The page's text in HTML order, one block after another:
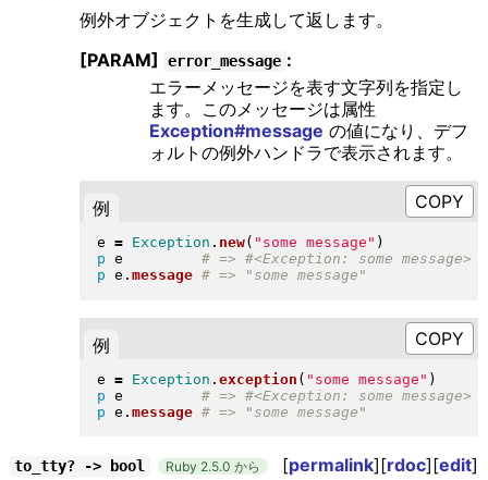
例外オブジェクトを生成して返します。
[PARAM]
error_message :
エラーメッセージを表す文字列を指定し
ます。このメッセージは属性
Exception#message の値になり、デフ
ォルトの例外ハンドラで表示されます。
例
e = Exception . new( " some message " )
p e
p e . message
例
e = Exception . exception ( " some message " )
p e
p e . message
to_tty? -> bool Ruby 2.5.0 から [permalink][rdoc][edit]